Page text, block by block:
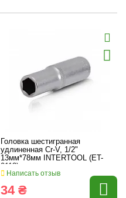
Головка шестигранная
удлиненная Cr-V, 1/2"
13мм*78мм INTERTOOL (ET-
0113)
Написать отзыв
34 ₴